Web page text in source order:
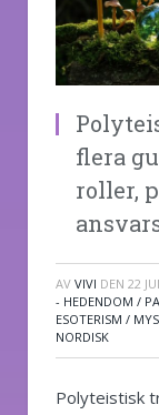
flera
roller,
AV VIVI DEN 22
- HEDENDOM /
ESOTERISM /
NORDISK
Polyteistisk